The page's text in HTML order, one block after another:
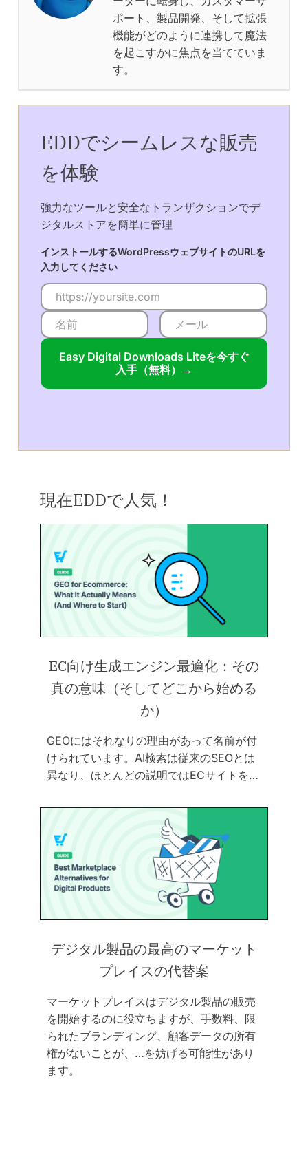
ポート、製品開発、そして拡張
機能がどのように連携して魔法
を起こすかに焦点を当てていま
す。
EDDでシームレスな販売
を体験
強力なツールと安全なトランザクションでデ
ジタルストアを簡単に管理
インストールするWordPressウェブサイトのURLを
入力してください
Easy Digital Downloads Liteを今すぐ
入手（無料）→
現在EDDで人気！
EC向け生成エンジン最適化：その
真の意味（そしてどこから始める
か）
GEOにはそれなりの理由があって名前が付
けられています。AI検索は従来のSEOとは
異なり、ほとんどの説明ではECサイトを…
デジタル製品の最高のマーケット
プレイスの代替案
マーケットプレイスはデジタル製品の販売
を開始するのに役立ちますが、手数料、限
られたブランディング、顧客データの所有
権がないことが、…を妨げる可能性があり
ます。